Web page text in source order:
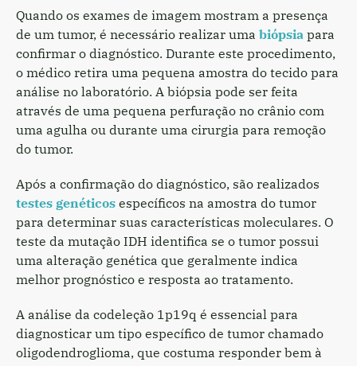
Quando os exames de imagem mostram a presença
de um tumor, é necessário realizar uma biópsia para
confirmar o diagnóstico. Durante este procedimento,
o médico retira uma pequena amostra do tecido para
análise no laboratório. A biópsia pode ser feita
através de uma pequena perfuração no crânio com
uma agulha ou durante uma cirurgia para remoção
do tumor.
Após a confirmação do diagnóstico, são realizados
testes genéticos específicos na amostra do tumor
para determinar suas características moleculares. O
teste da mutação IDH identifica se o tumor possui
uma alteração genética que geralmente indica
melhor prognóstico e resposta ao tratamento.
A análise da codeleção 1p19q é essencial para
diagnosticar um tipo específico de tumor chamado
oligodendroglioma, que costuma responder bem à